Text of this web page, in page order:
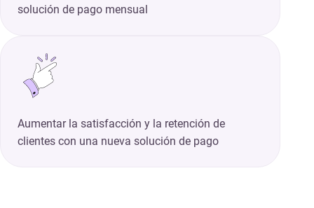
solución de pago mensual
Aumentar la satisfacción y la retención de
clientes con una nueva solución de pago